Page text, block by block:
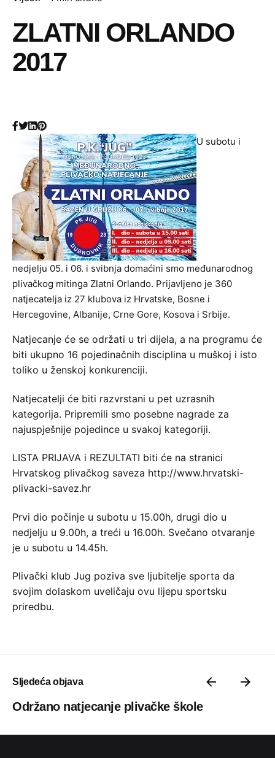
ZLATNI ORLANDO
2017
U subotu i
nedjelju 05. i 06. i svibnja domaćini smo međunarodnog
plivačkog mitinga Zlatni Orlando. Prijavljeno je 360
natjecatelja iz 27 klubova iz Hrvatske, Bosne i
Hercegovine, Albanije, Crne Gore, Kosova i Srbije.
Natjecanje će se održati u tri dijela, a na programu će
biti ukupno 16 pojedinačnih disciplina u muškoj i isto
toliko u ženskoj konkurenciji.
Natjecatelji će biti razvrstani u pet uzrasnih
kategorija. Pripremili smo posebne nagrade za
najuspješnije pojedince u svakoj kategoriji.
LISTA PRIJAVA i REZULTATI biti će na stranici
Hrvatskog plivačkog saveza http://www.hrvatski-
plivacki-savez.hr
Prvi dio počinje u subotu u 15.00h, drugi dio u
nedjelju u 9.00h, a treći u 16.00h. Svečano otvaranje
je u subotu u 14.45h.
Plivački klub Jug poziva sve ljubitelje sporta da
svojim dolaskom uveličaju ovu lijepu sportsku
priredbu.
Sljedeća objava
Održano natjecanje plivačke škole